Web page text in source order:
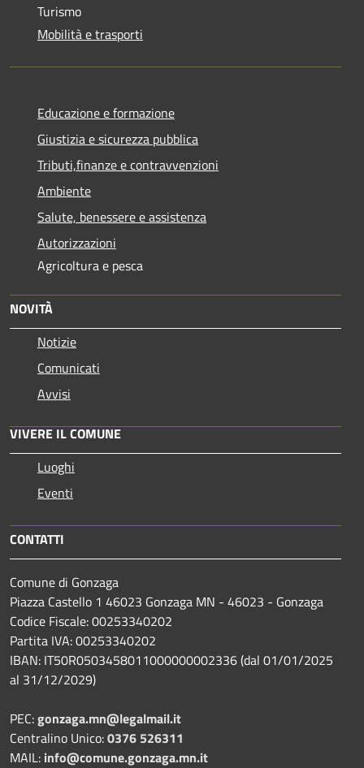
Turismo
Mobilità e trasporti
Educazione e formazione
Giustizia e sicurezza pubblica
Tributi,finanze e contravvenzioni
Ambiente
Salute, benessere e assistenza
Autorizzazioni
Agricoltura e pesca
NOVITÀ
Notizie
Comunicati
Avvisi
VIVERE IL COMUNE
Luoghi
Eventi
CONTATTI
Comune di Gonzaga
Piazza Castello 1 46023 Gonzaga MN - 46023 - Gonzaga
Codice Fiscale: 00253340202
Partita IVA: 00253340202
IBAN: IT50R0503458011000000002336 (dal 01/01/2025
al 31/12/2029)
PEC:gonzaga.mn@legalmail.it
Centralino Unico:0376 526311
MAIL: info@comune.gonzaga.mn.it